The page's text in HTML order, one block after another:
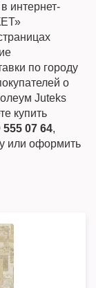
интернет-
по городу
о
Juteks
купить
555 07 64,
или оформить